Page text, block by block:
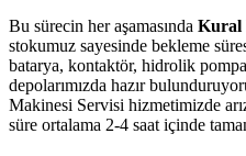
Bu sürecin her aşamasında Kural
stokumuz sayesinde bekleme
batarya, kontaktör, hidrolik
depolarımızda hazır
Makinesi Servisi hizmetimizde
süre ortalama 2-4 saat içinde